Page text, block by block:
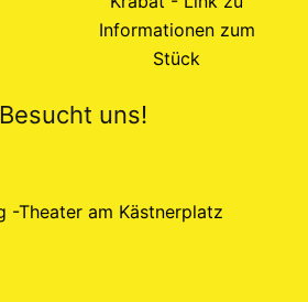
Besucht uns!